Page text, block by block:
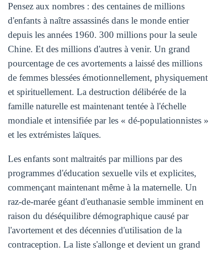
Pensez aux nombres : des centaines de millions
d'enfants à naître assassinés dans le monde entier
depuis les années 1960. 300 millions pour la seule
Chine. Et des millions d'autres à venir. Un grand
pourcentage de ces avortements a laissé des millions
de femmes blessées émotionnellement, physiquement
et spirituellement. La destruction délibérée de la
famille naturelle est maintenant tentée à l'échelle
mondiale et intensifiée par les « dé-populationnistes »
et les extrémistes laïques.
Les enfants sont maltraités par millions par des
programmes d'éducation sexuelle vils et explicites,
commençant maintenant même à la maternelle. Un
raz-de-marée géant d'euthanasie semble imminent en
raison du déséquilibre démographique causé par
l'avortement et des décennies d'utilisation de la
contraception. La liste s'allonge et devient un grand